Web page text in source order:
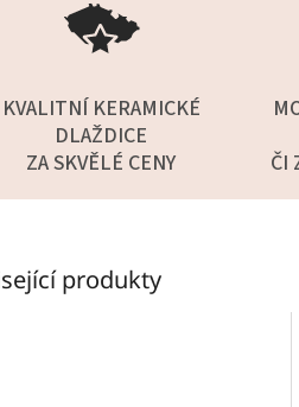
KVALITNÍ KERAMICKÉ
DLAŽDICE
ZA SKVĚLÉ CENY
ČI
produkty